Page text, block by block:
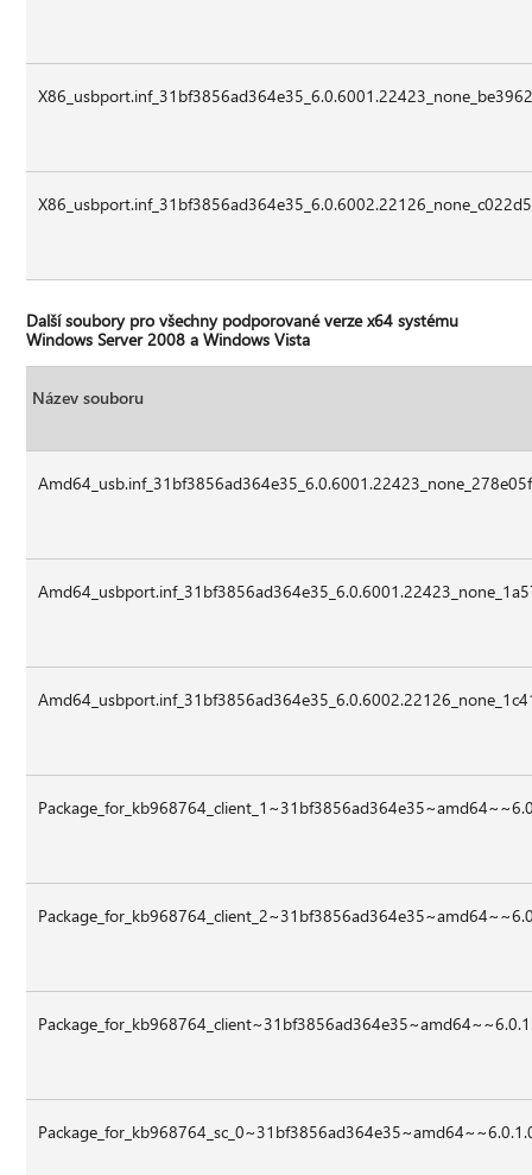
Další soubory pro všechny podporované verze x64 systému
Windows Server 2008 a Windows Vista
Název souboru